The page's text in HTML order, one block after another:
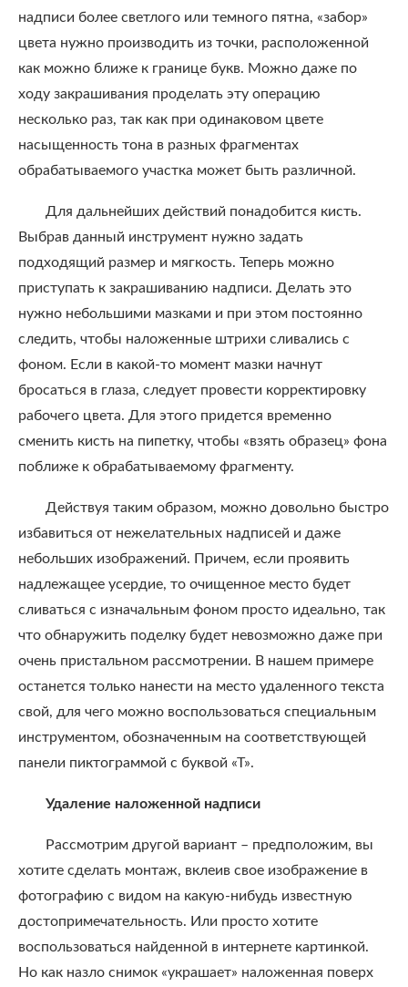
надписи более светлого или темного пятна, «забор»
цвета нужно производить из точки, расположенной
как можно ближе к границе букв. Можно даже по
ходу закрашивания проделать эту операцию
несколько раз, так как при одинаковом цвете
насыщенность тона в разных фрагментах
обрабатываемого участка может быть различной.
Для дальнейших действий понадобится кисть.
Выбрав данный инструмент нужно задать
подходящий размер и мягкость. Теперь можно
приступать к закрашиванию надписи. Делать это
нужно небольшими мазками и при этом постоянно
следить, чтобы наложенные штрихи сливались с
фоном. Если в какой-то момент мазки начнут
бросаться в глаза, следует провести корректировку
рабочего цвета. Для этого придется временно
сменить кисть на пипетку, чтобы «взять образец» фона
поближе к обрабатываемому фрагменту.
Действуя таким образом, можно довольно быстро
избавиться от нежелательных надписей и даже
небольших изображений. Причем, если проявить
надлежащее усердие, то очищенное место будет
сливаться с изначальным фоном просто идеально, так
что обнаружить поделку будет невозможно даже при
очень пристальном рассмотрении. В нашем примере
останется только нанести на место удаленного текста
свой, для чего можно воспользоваться специальным
инструментом, обозначенным на соответствующей
панели пиктограммой с буквой «Т».
Удаление наложенной надписи
Рассмотрим другой вариант – предположим, вы
хотите сделать монтаж, вклеив свое изображение в
фотографию с видом на какую-нибудь известную
достопримечательность. Или просто хотите
воспользоваться найденной в интернете картинкой.
Но как назло снимок «украшает» наложенная поверх